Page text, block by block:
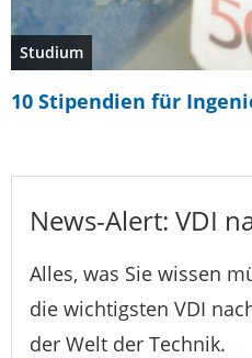
Studium
10 Stipendien für
News-Alert: VDI
Alles, was Sie wissen
die wichtigsten VDI
der Welt der Technik.